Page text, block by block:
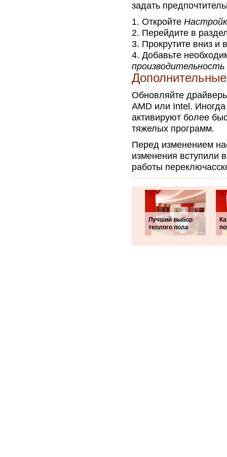
задать
Откройте
Перейдите в
Прокрутите вниз и
Добавьте
производительность
Обновляйте
AMD или Intel.
активируют более
тяжелых программ.
Перед изменением
изменения вступили
работы
Лучший выбор
теплого пола